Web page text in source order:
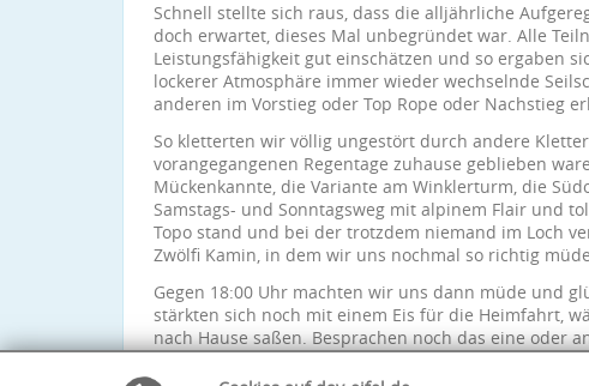
Schnell stellte sich raus, dass die alljährliche
doch erwartet, dieses Mal unbegründet war. Alle
Leistungsfähigkeit gut einschätzen und so ergaben
lockerer Atmosphäre immer wieder wechselnde
anderen im Vorstieg oder Top Rope oder Nachstieg
So kletterten wir völlig ungestört durch andere
vorangegangenen Regentage zuhause geblieben
Mückenkannte, die Variante am Winklerturm, die
Samstags- und Sonntagsweg mit alpinem Flair und
Topo stand und bei der trotzdem niemand im Loch
Zwölfi Kamin, in dem wir uns nochmal so richtig
Gegen 18:00 Uhr machten wir uns dann müde und
stärkten sich noch mit einem Eis für die Heimfahrt,
nach Hause saßen. Besprachen noch das eine oder
nahmen viele schöne Erinnerungen an einen